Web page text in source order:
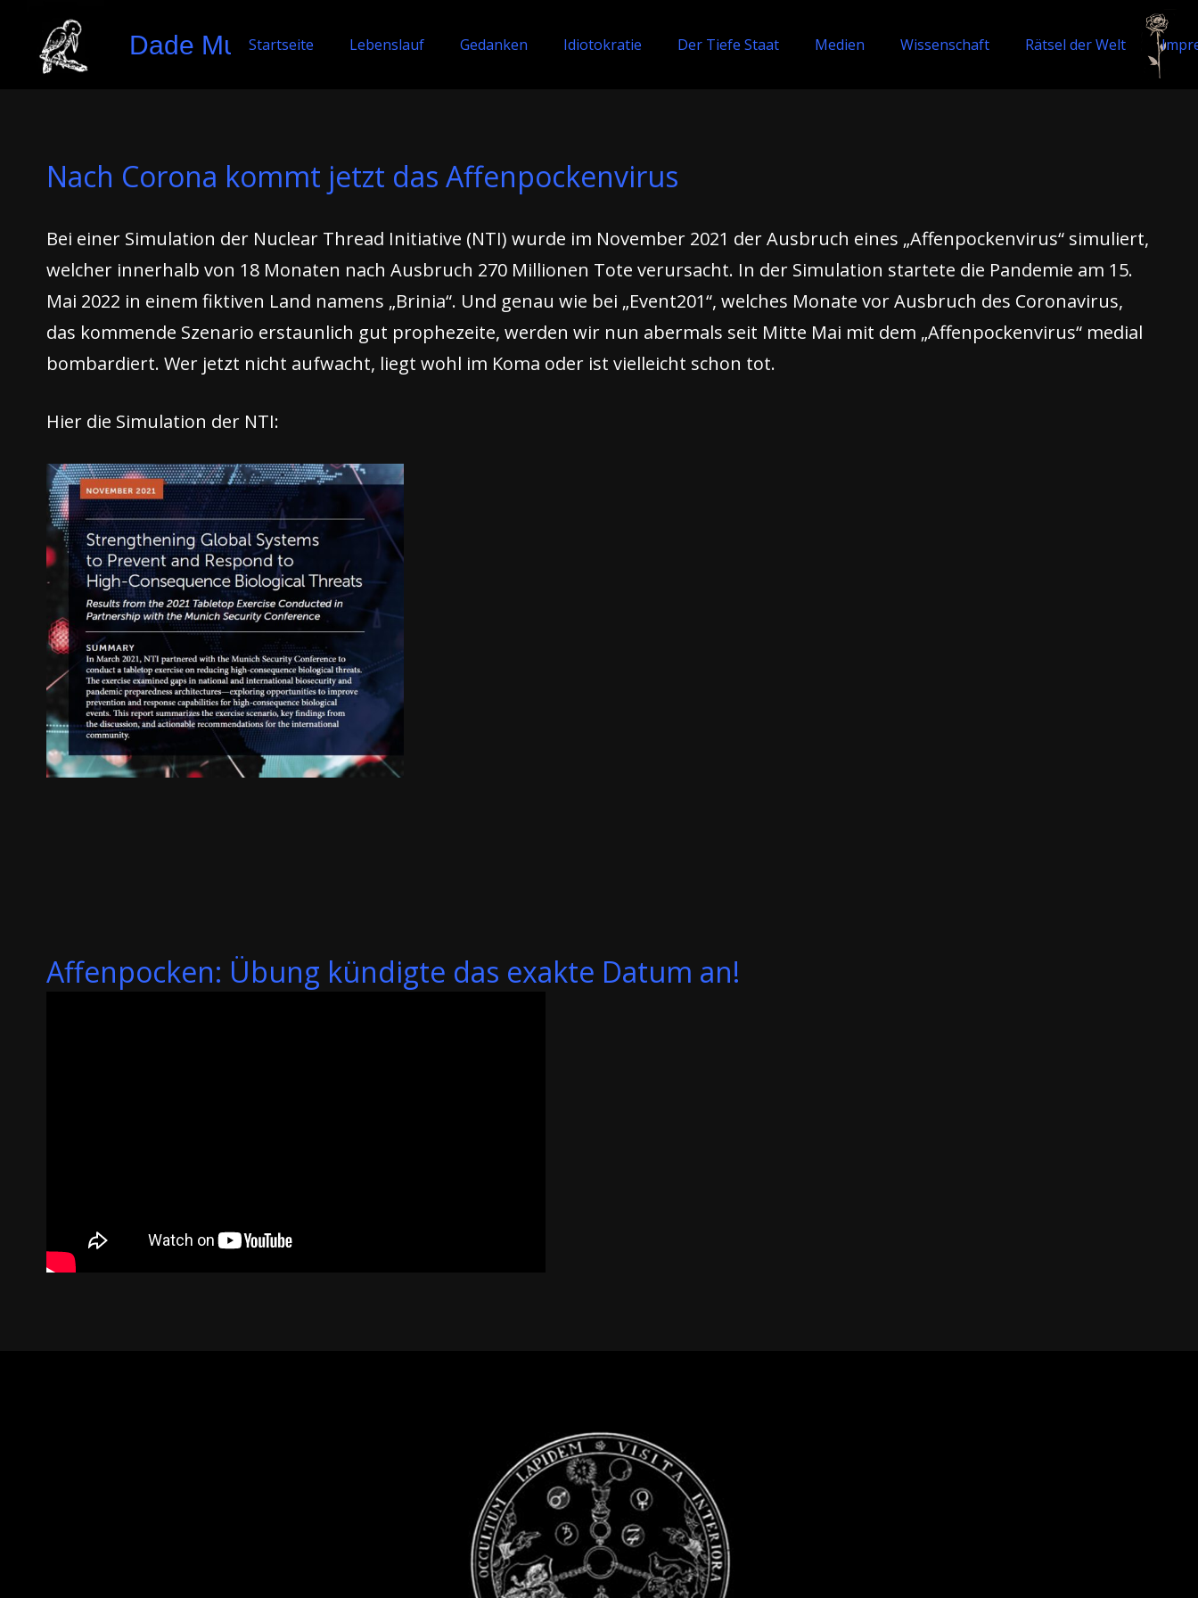
Dade Murphy
Startseite Lebenslauf Gedanken Idiotokratie Der Tiefe Staat Medien Wissenschaft Rätsel der Welt
Nach Corona kommt jetzt das Affenpockenvirus
Bei einer Simulation der Nuclear Thread Initiative (NTI) wurde im November 2021 der Ausbruch eines „Affenpockenvirus“ simuliert,
welcher innerhalb von 18 Monaten nach Ausbruch 270 Millionen Tote verursacht. In der Simulation startete die Pandemie am 15.
Mai 2022 in einem fiktiven Land namens „Brinia“. Und genau wie bei „Event201“, welches Monate vor Ausbruch des Coronavirus,
das kommende Szenario erstaunlich gut prophezeite, werden wir nun abermals seit Mitte Mai mit dem „Affenpockenvirus“ medial
bombardiert. Wer jetzt nicht aufwacht, liegt wohl im Koma oder ist vielleicht schon tot.
Hier die Simulation der NTI:
Affenpocken: Übung kündigte das exakte Datum an!